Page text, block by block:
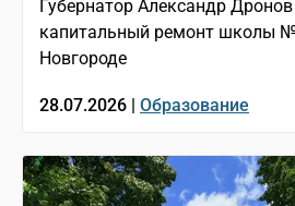
Губернатор Александр
капитальный ремонт школы
Новгороде
28.07.2026 | Образование